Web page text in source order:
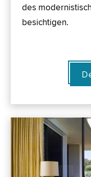
des
besichtigen.